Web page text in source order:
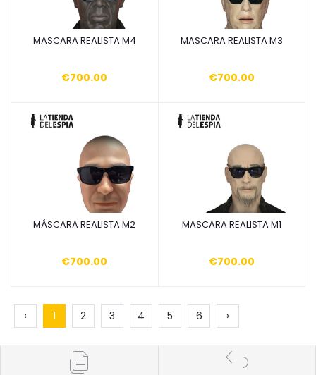
Añadir a la cesta
MASCARA REALISTA M4
€700.00
Añadir a la cesta
MASCARA REALISTA M3
€700.00
Añadir a la cesta
MÁSCARA REALISTA M2
€700.00
Añadir a la cesta
MASCARA REALISTA M1
€700.00
‹ 1 2 3 4 5 6 ›